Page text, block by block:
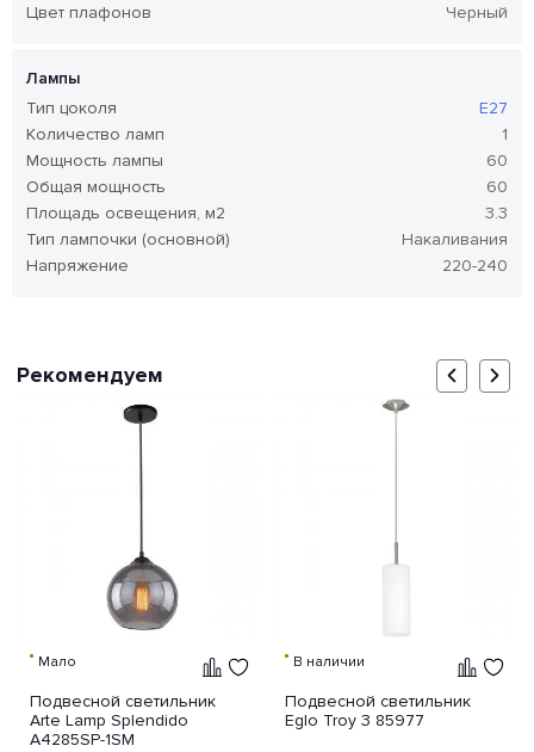
Цвет плафонов
Черный
Лампы
Тип цоколя
E27
Количество ламп
1
Мощность лампы
60
Общая мощность
60
Площадь освещения, м2
3.3
Тип лампочки (основной)
Накаливания
Напряжение
220-240
Рекомендуем
Мало
Подвесной светильник
Arte Lamp Splendido
A4285SP-1SM
В наличии
Подвесной светильник
Eglo Troy 3 85977